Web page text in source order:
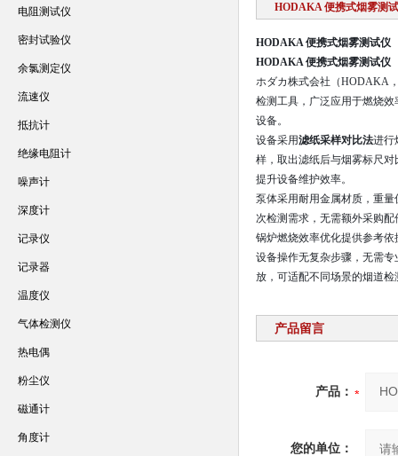
HODAKA 便携式烟雾测
HODAKA 便携式烟雾测试仪
HODAKA 便携式烟雾测试仪
ホダカ株式会社（HODAKA
检测工具，广泛应用于燃烧
设备。
设备采用滤纸采样对比法进行
样，取出滤纸后与烟雾标尺
提升设备维护效率。
泵体采用耐用金属材质，重
次检测需求，无需额外采购
锅炉燃烧效率优化提供参考依
设备操作无复杂步骤，无需
放，可适配不同场景的烟道
产品留言
产品：
您的单位：
电阻测试仪
密封试验仪
余氯测定仪
流速仪
抵抗计
绝缘电阻计
噪声计
深度计
记录仪
记录器
温度仪
气体检测仪
热电偶
粉尘仪
磁通计
角度计